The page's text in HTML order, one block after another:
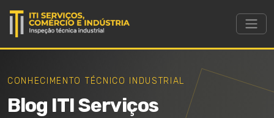
CONHECIMENTO TÉCNICO INDUSTRIAL
Blog ITI Serviços